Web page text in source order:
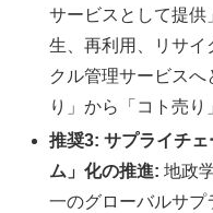
サービスとして提
生、再利用、リサイ
クル管理サービス
り」から「コト売り
推奨3: サプライチ
ム」化の推進: 地政
一のグローバルサプ